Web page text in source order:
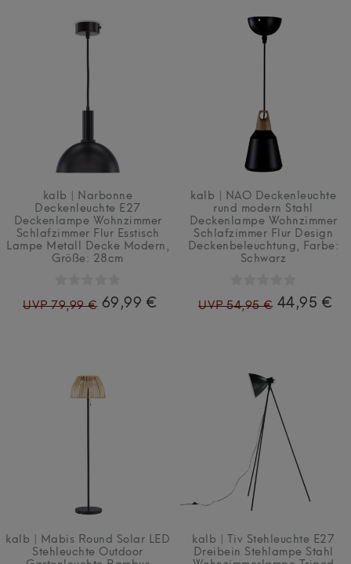
kalb | Narbonne
Deckenleuchte E27
Deckenlampe Wohnzimmer
Schlafzimmer Flur Esstisch
Lampe Metall Decke Modern ,
Größe: 28cm
UVP 79,99 € 69,99 €
kalb | NAO Deckenleuchte
rund modern Stahl
Deckenlampe Wohnzimmer
Schlafzimmer Flur Design
Deckenbeleuchtung , Farbe:
Schwarz
UVP 54,95 € 44,95 €
kalb | Mabis Round Solar LED
Stehleuchte Outdoor
kalb | Tiv Stehleuchte E27
Dreibein Stehlampe Stahl